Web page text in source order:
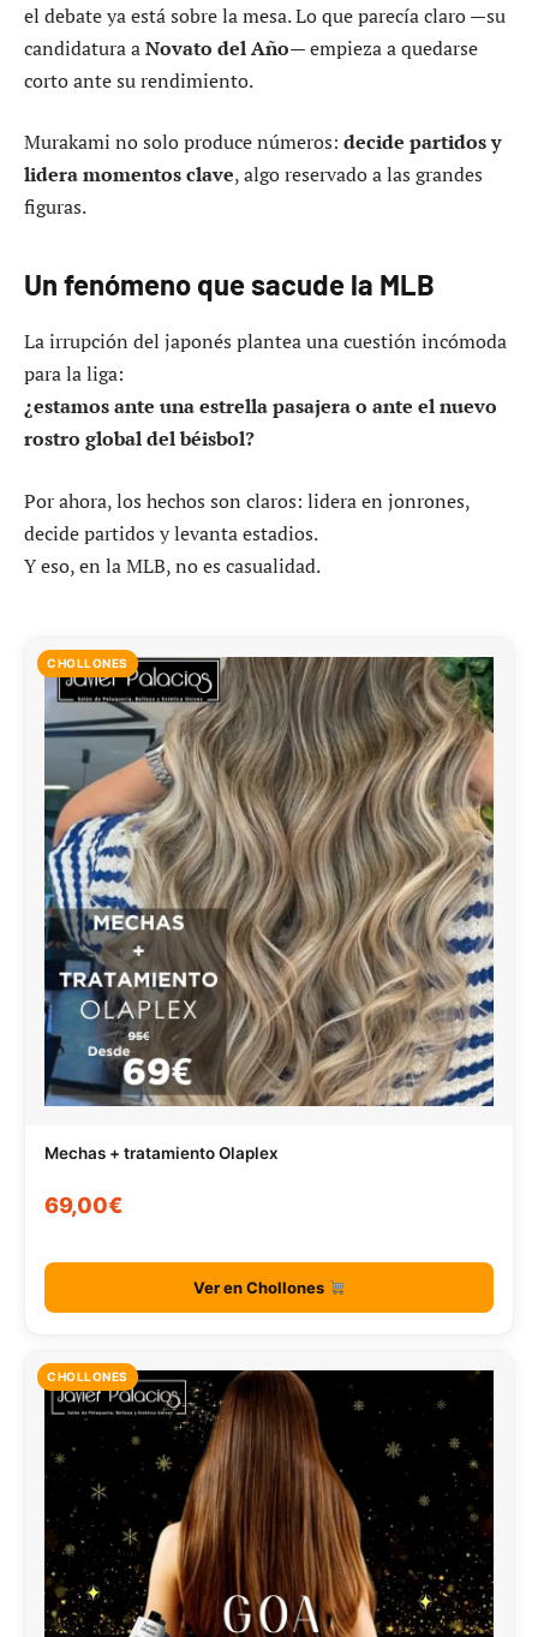
el debate ya está sobre la mesa. Lo que parecía claro —su
candidatura aNovato del Año— empieza a quedarse
corto ante su rendimiento.
Murakami no solo produce números: decide partidos y
lidera momentos clave, algo reservado a las grandes
figuras.
Un fenómeno que sacude la MLB
La irrupción del japonés plantea una cuestión incómoda
para la liga:
¿estamos ante una estrella pasajera o ante el nuevo
rostro global del béisbol?
Por ahora, los hechos son claros: lidera en jonrones,
decide partidos y levanta estadios.
Y eso, en la MLB, no es casualidad.
CHOLLONES
Mechas + tratamiento Olaplex
69,00€
Ver en Chollones
CHOLLONES